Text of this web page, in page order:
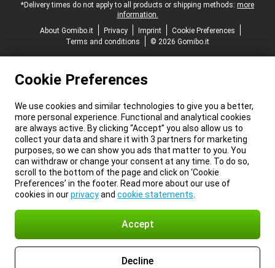
*Delivery times do not apply to all products or shipping methods: more
information.
About Gomibo.it
Privacy Imprint
Cookie Preferences
Terms and conditions
© 2026 Gomibo.it
Cookie Preferences
We use cookies and similar technologies to give you a better,
more personal experience. Functional and analytical cookies
are always active. By clicking “Accept” you also allow us to
collect your data and share it with 3 partners for marketing
purposes, so we can show you ads that matter to you. You
can withdraw or change your consent at any time. To do so,
scroll to the bottom of the page and click on ‘Cookie
Preferences’ in the footer. Read more about our use of
cookies in ourprivacyand cookie statements
Accept
Decline